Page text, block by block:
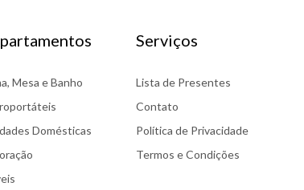
Mesa e Banho
Domésticas
Serviços
Lista de Presentes
Contato
Política de Privacidade
Termos e Condições